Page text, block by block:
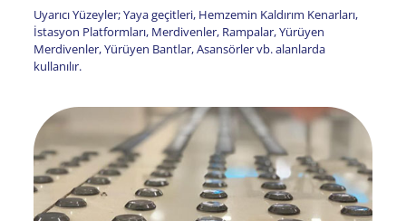
Uyarıcı Yüzeyler; Yaya geçitleri, Hemzemin Kaldırım Kenarları,
İstasyon Platformları, Merdivenler, Rampalar, Yürüyen
Merdivenler, Yürüyen Bantlar, Asansörler vb. alanlarda
kullanılır.